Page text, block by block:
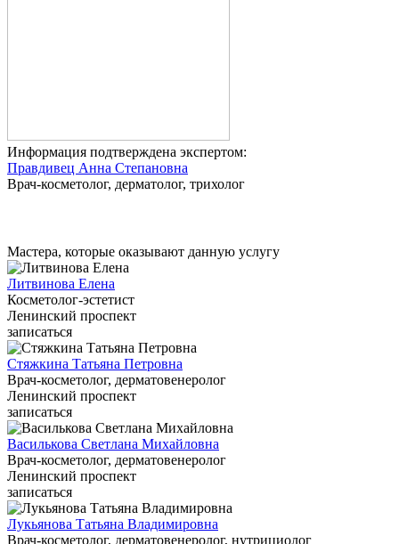
Информация подтверждена экспертом:
Правдивец Анна Степановна
Врач-косметолог, дерматолог, трихолог
Мастера, которые оказывают данную услугу
Литвинова Елена
Косметолог-эстетист
Ленинский проспект
записаться
Стяжкина Татьяна Петровна
Врач-косметолог, дерматовенеролог
Ленинский проспект
записаться
Василькова Светлана Михайловна
Врач-косметолог, дерматовенеролог
Ленинский проспект
записаться
Лукьянова Татьяна Владимировна
Врач-косметолог, дерматовенеролог, нутрициолог